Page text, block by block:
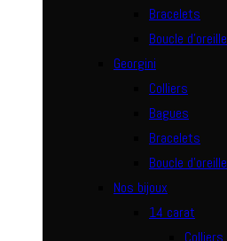
Bracelets
Boucle d’oreille
Georgini
Colliers
Bagues
Bracelets
Boucle d’oreille
Nos bijoux
14 carat
Colliers